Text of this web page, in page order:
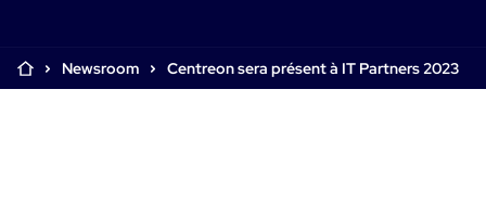
Tableaux de bord collaboratifs
Collecte intelligente de tous les logs
Newsroom Centreon sera présent à IT Partners 2023